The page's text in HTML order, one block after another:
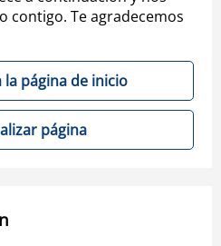
contigo. Te agradecemos
la página de inicio
página